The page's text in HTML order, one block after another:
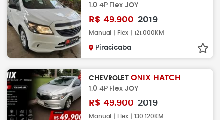
1.0 4P Flex JOY
R$ 49.900 2019
Manual | Flex | 121.000KM
Piracicaba
CHEVROLET ONIX HATCH
1.0 4P Flex JOY
R$ 49.900 2019
Manual | Flex | 130.120KM